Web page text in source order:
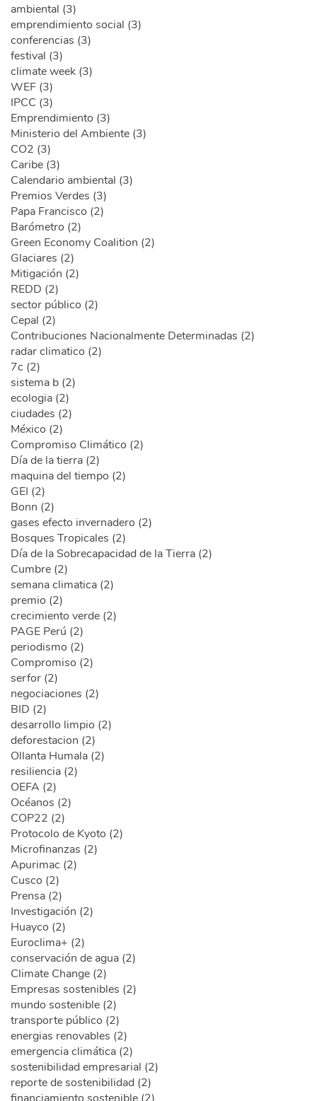
ambiental (3)
emprendimiento social (3)
conferencias (3)
festival (3)
climate week (3)
WEF (3)
IPCC (3)
Emprendimiento (3)
Ministerio del Ambiente (3)
CO2 (3)
Caribe (3)
Calendario ambiental (3)
Premios Verdes (3)
Papa Francisco (2)
Barómetro (2)
Green Economy Coalition (2)
Glaciares (2)
Mitigación (2)
REDD (2)
sector público (2)
Cepal (2)
Contribuciones Nacionalmente Determinadas (2)
radar climatico (2)
7c (2)
sistema b (2)
ecologia (2)
ciudades (2)
México (2)
Compromiso Climático (2)
Día de la tierra (2)
maquina del tiempo (2)
GEI (2)
Bonn (2)
gases efecto invernadero (2)
Bosques Tropicales (2)
Día de la Sobrecapacidad de la Tierra (2)
Cumbre (2)
semana climatica (2)
premio (2)
crecimiento verde (2)
PAGE Perú (2)
periodismo (2)
Compromiso (2)
serfor (2)
negociaciones (2)
BID (2)
desarrollo limpio (2)
deforestacion (2)
Ollanta Humala (2)
resiliencia (2)
OEFA (2)
Océanos (2)
COP22 (2)
Protocolo de Kyoto (2)
Microfinanzas (2)
Apurimac (2)
Cusco (2)
Prensa (2)
Investigación (2)
Huayco (2)
Euroclima+ (2)
conservación de agua (2)
Climate Change (2)
Empresas sostenibles (2)
mundo sostenible (2)
transporte público (2)
energias renovables (2)
emergencia climática (2)
sostenibilidad empresarial (2)
reporte de sostenibilidad (2)